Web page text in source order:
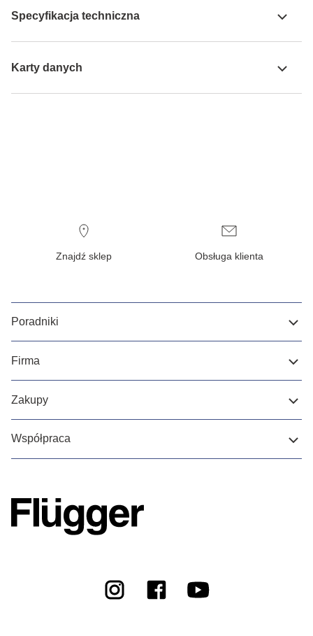
Specyfikacja techniczna
Karty danych
Znajdź sklep Obsługa klienta
Poradniki
Firma
Zakupy
Współpraca